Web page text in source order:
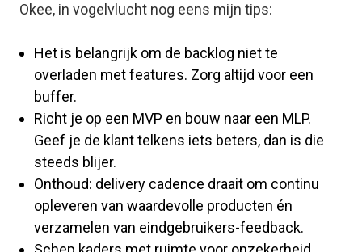
Okee, in vogelvlucht nog eens mijn tips:
Het is belangrijk om de backlog niet te
overladen met features. Zorg altijd voor een
buffer.
Richt je op een MVP en bouw naar een MLP.
Geef je de klant telkens iets beters, dan is die
steeds blijer.
Onthoud: delivery cadence draait om continu
opleveren van waardevolle producten én
verzamelen van eindgebruikers-feedback.